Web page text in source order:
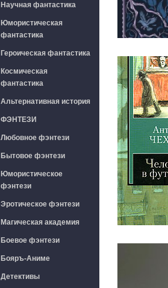
Научная фантастика
Юмористическая
фантастика
Героическая фантастика
Космическая
фантастика
Альтернативная история
ФЭНТЕЗИ
Любовное фэнтези
Бытовое фэнтези
Юмористическое
фэнтези
Эротическое фэнтези
Магическая академия
Боевое фэнтези
Бояръ-Аниме
Детективы